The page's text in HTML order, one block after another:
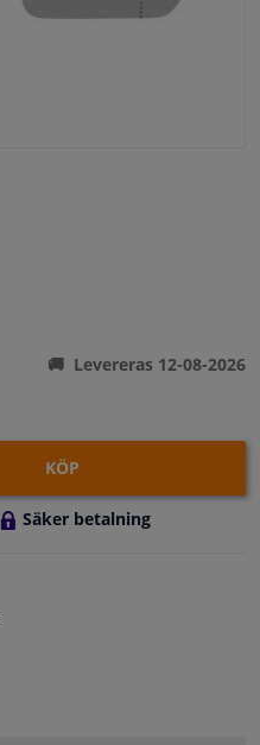
Levereras 12-08-2026
KÖP
Säker betalning